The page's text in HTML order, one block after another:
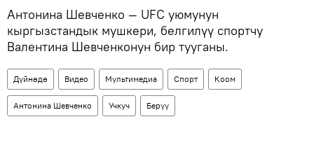
Антонина Шевченко — UFC уюмунун
кыргызстандык мушкери, белгилүү спортчу
Валентина Шевченконун бир тууганы.
Дүйнөдө Видео Мультимедиа Спорт Коом
Антонина Шевченко Учкуч Берүү